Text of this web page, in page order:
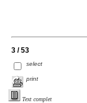
3 / 53
select
print
Text complet